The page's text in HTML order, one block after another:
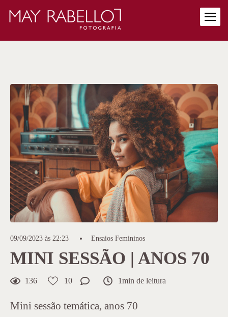
09/09/2023 às 22:23 Ensaios Femininos
MINI SESSÃO | ANOS 70
136 10 1min de leitura
Mini sessão temática, anos 70